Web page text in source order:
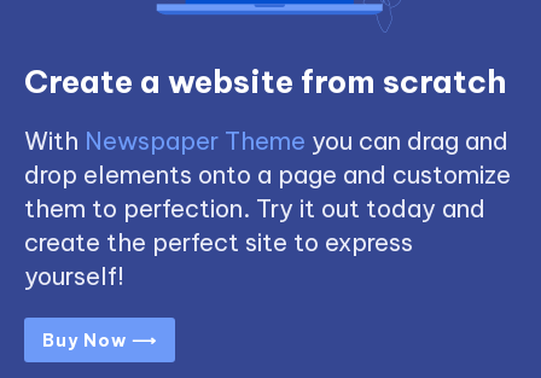
Create a website from scratch
With Newspaper Theme you can drag and
drop elements onto a page and customize
them to perfection. Try it out today and
create the perfect site to express
yourself!
Buy Now ⟶